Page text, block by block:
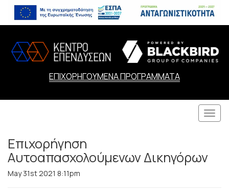
ΕΠΙΧΟΡΗΓΟΥΜΕΝΑ ΠΡΟΓΡΑΜΜΑΤΑ
Επιχορήγηση
Αυτοαπασχολούμενων Δικηγόρων
May 31st 2021 8:11pm